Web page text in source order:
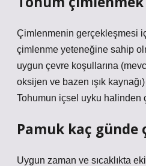
Çimlenmenin gerçekleşmesi
çimlenme yeteneğine sahip
uygun çevre koşullarına
oksijen ve bazen ışık
Tohumun içsel uyku halinden
Pamuk kaç günde
Uygun zaman ve sıcaklıkta